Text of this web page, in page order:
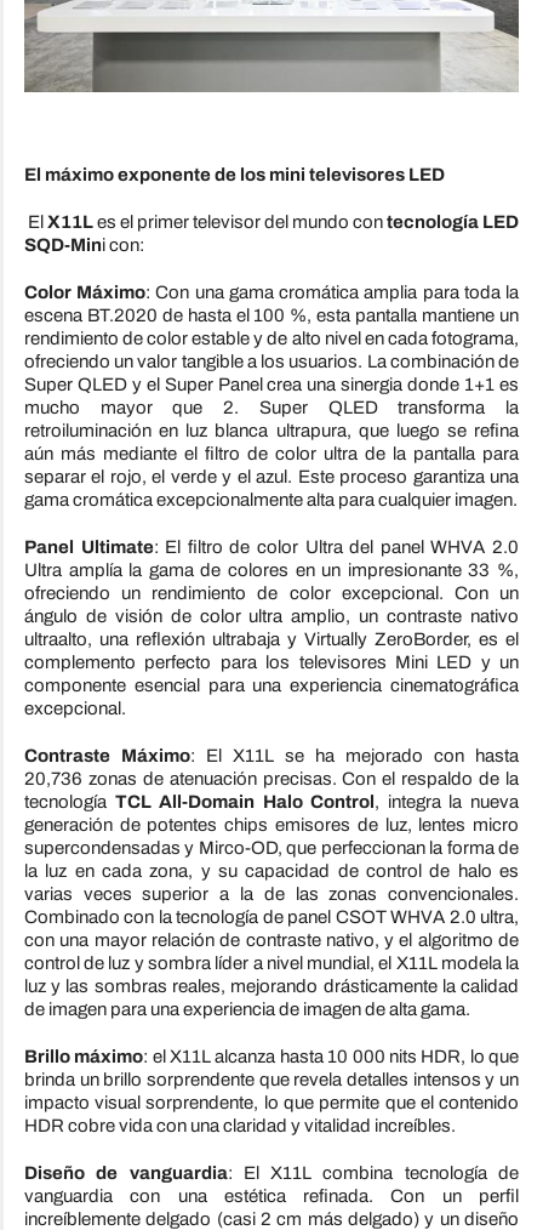
El máximo exponente de los mini televisores LED
El X11Les el primer televisor del mundo contecnología LED
SQD-Mini con:
Color Máximo: Con una gama cromática amplia para toda la
escena BT.2020 de hasta el 100 %, esta pantalla mantiene un
rendimiento de color estable y de alto nivel en cada fotograma,
ofreciendo un valor tangible a los usuarios. La combinación de
Super QLED y el Super Panel crea una sinergia donde 1+1 es
mucho mayor que 2. Super QLED transforma la
retroiluminación en luz blanca ultrapura, que luego se refina
aún más mediante el filtro de color ultra de la pantalla para
separar el rojo, el verde y el azul. Este proceso garantiza una
gama cromática excepcionalmente alta para cualquier imagen.
Panel Ultimate: El filtro de color Ultra del panel WHVA 2.0
Ultra amplía la gama de colores en un impresionante 33 %,
ofreciendo un rendimiento de color excepcional. Con un
ángulo de visión de color ultra amplio, un contraste nativo
ultraalto, una reflexión ultrabaja y Virtually ZeroBorder, es el
complemento perfecto para los televisores Mini LED y un
componente esencial para una experiencia cinematográfica
excepcional.
Contraste Máximo: El X11L se ha mejorado con hasta
20,736 zonas de atenuación precisas. Con el respaldo de la
tecnología TCL All-Domain Halo Control, integra la nueva
generación de potentes chips emisores de luz, lentes micro
supercondensadas y Mirco-OD, que perfeccionan la forma de
la luz en cada zona, y su capacidad de control de halo es
varias veces superior a la de las zonas convencionales.
Combinado con la tecnología de panel CSOT WHVA 2.0 ultra,
con una mayor relación de contraste nativo, y el algoritmo de
control de luz y sombra líder a nivel mundial, el X11L modela la
luz y las sombras reales, mejorando drásticamente la calidad
de imagen para una experiencia de imagen de alta gama.
Brillo máximo: el X11L alcanza hasta 10 000 nits HDR, lo que
brinda un brillo sorprendente que revela detalles intensos y un
impacto visual sorprendente, lo que permite que el contenido
HDR cobre vida con una claridad y vitalidad increíbles.
Diseño de vanguardia: El X11L combina tecnología de
vanguardia con una estética refinada. Con un perfil
increíblemente delgado (casi 2 cm más delgado) y un diseño